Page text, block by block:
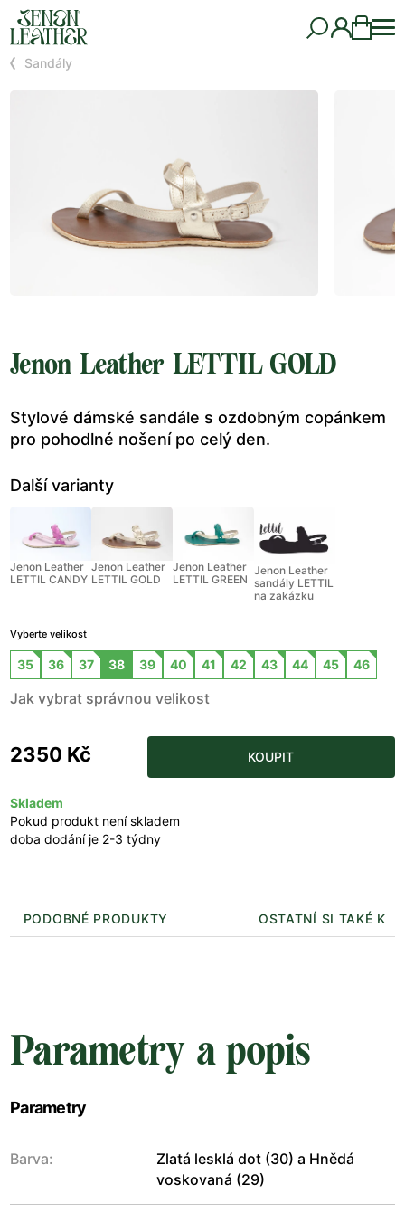
Sandály
Jenon Leather LETTIL GOLD
Stylové dámské sandále s ozdobným copánkem
pro pohodlné nošení po celý den.
Další varianty
Jenon Leather
LETTIL CANDY
Jenon Leather
LETTIL GOLD
Jenon Leather
LETTIL GREEN
Jenon Leather
sandály LETTIL
na zakázku
Vyberte velikost
35 36 37 38 39 40 41 42 43 44 45 46
Jak vybrat správnou velikost
2350 Kč KOUPIT
Skladem
Pokud produkt není skladem
doba dodání je 2-3 týdny
PODOBNÉ PRODUKTY OSTATNÍ SI TAKÉ
Parametry a popis
Parametry
Barva:
Zlatá lesklá dot (30) a Hnědá
voskovaná (29)